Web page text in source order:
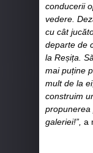
conducerii
vedere.
cu cât
departe de
la Reșița.
mai puține
mult de la
construim
propunerea
galeriei!”, a